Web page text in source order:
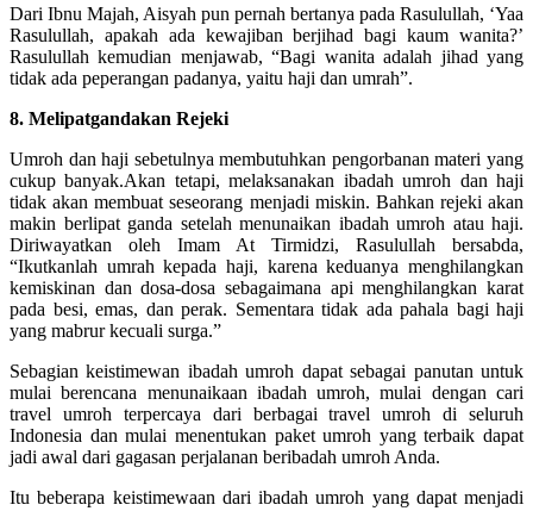
Dari Ibnu Majah, Aisyah pun pernah bertanya pada Rasulullah, ‘Yaa
Rasulullah, apakah ada kewajiban berjihad bagi kaum wanita?’
Rasulullah kemudian menjawab, “Bagi wanita adalah jihad yang
tidak ada peperangan padanya, yaitu haji dan umrah”.
8. Melipatgandakan Rejeki
Umroh dan haji sebetulnya membutuhkan pengorbanan materi yang
cukup banyak.Akan tetapi, melaksanakan ibadah umroh dan haji
tidak akan membuat seseorang menjadi miskin. Bahkan rejeki akan
makin berlipat ganda setelah menunaikan ibadah umroh atau haji.
Diriwayatkan oleh Imam At Tirmidzi, Rasulullah bersabda,
“Ikutkanlah umrah kepada haji, karena keduanya menghilangkan
kemiskinan dan dosa-dosa sebagaimana api menghilangkan karat
pada besi, emas, dan perak. Sementara tidak ada pahala bagi haji
yang mabrur kecuali surga.”
Sebagian keistimewan ibadah umroh dapat sebagai panutan untuk
mulai berencana menunaikaan ibadah umroh, mulai dengan cari
travel umroh terpercaya dari berbagai travel umroh di seluruh
Indonesia dan mulai menentukan paket umroh yang terbaik dapat
jadi awal dari gagasan perjalanan beribadah umroh Anda.
Itu beberapa keistimewaan dari ibadah umroh yang dapat menjadi